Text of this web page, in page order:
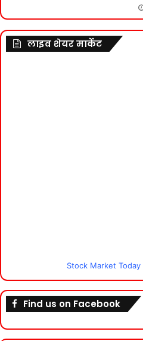
लाइव शेयर मार्केट
Stock Market Today
Find us on Facebook